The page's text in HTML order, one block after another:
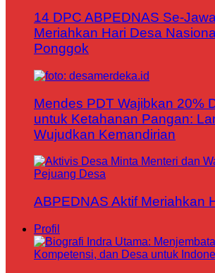
14 DPC ABPEDNAS Se-
Meriahkan Hari Desa
Ponggok
Mendes PDT Wajibkan 20%
untuk Ketahanan Pangan:
Wujudkan Kemandirian
ABPEDNAS Aktif Meriahkan
Profil